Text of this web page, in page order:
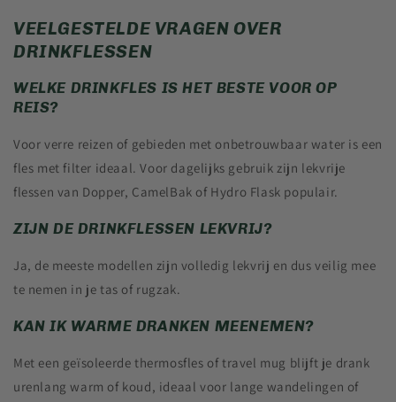
VEELGESTELDE VRAGEN OVER
DRINKFLESSEN
WELKE DRINKFLES IS HET BESTE VOOR OP
REIS?
Voor verre reizen of gebieden met onbetrouwbaar water is een
fles met filter ideaal. Voor dagelijks gebruik zijn lekvrije
flessen van Dopper, CamelBak of Hydro Flask populair.
ZIJN DE DRINKFLESSEN LEKVRIJ?
Ja, de meeste modellen zijn volledig lekvrij en dus veilig mee
te nemen in je tas of rugzak.
KAN IK WARME DRANKEN MEENEMEN?
Met een geïsoleerde thermosfles of travel mug blijft je drank
urenlang warm of koud, ideaal voor lange wandelingen of